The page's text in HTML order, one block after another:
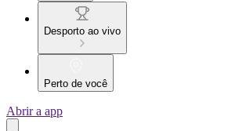
Desporto ao vivo
Perto de você
Abrir a app